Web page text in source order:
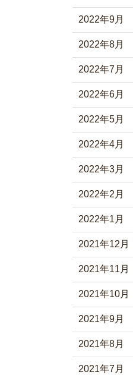
2022年9月
2022年8月
2022年7月
2022年6月
2022年5月
2022年4月
2022年3月
2022年2月
2022年1月
2021年12月
2021年11月
2021年10月
2021年9月
2021年8月
2021年7月